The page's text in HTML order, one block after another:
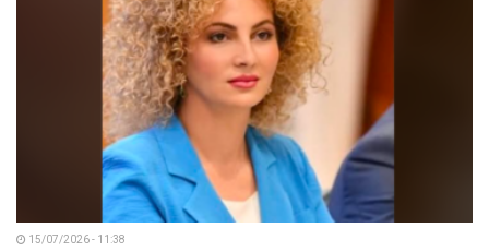
15/07/2026 - 11:38